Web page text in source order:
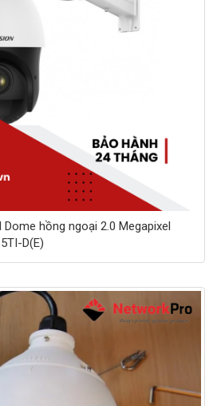
hồng ngoại 2.0 Megapixel
D(E)